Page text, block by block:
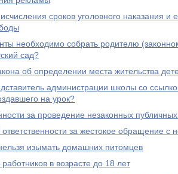
сроков уголовного наказания и
необходимо собрать родителю
сад?
об определении места жительства
администрации школы со
на урок?
за проведение незаконных
за жестокое обращение с
изымать домашних питомцев
в возрасте до 18 лет